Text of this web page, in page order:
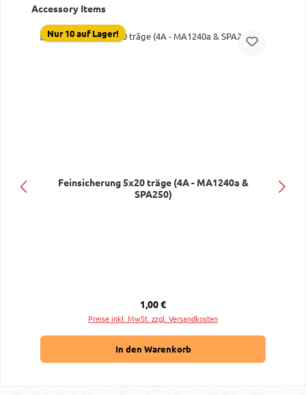
Produktgalerie überspringen
Accessory Items
Nur 10 auf Lager!
Feinsicherung 5x20 träge (4A - MA1240a &
SPA250)
Regulärer Preis:
1,00 €
Preise inkl. MwSt. zzgl. Versandkosten
In den Warenkorb